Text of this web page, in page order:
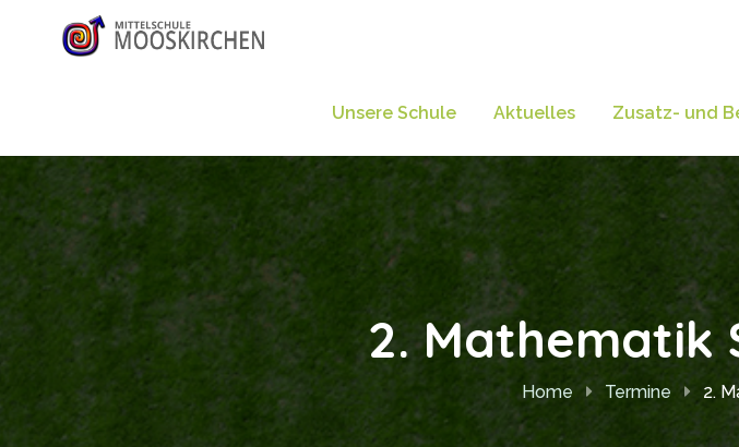
Unsere Schule Aktuelles Zusatz- und
2. Mathematik
Home Termine 2.